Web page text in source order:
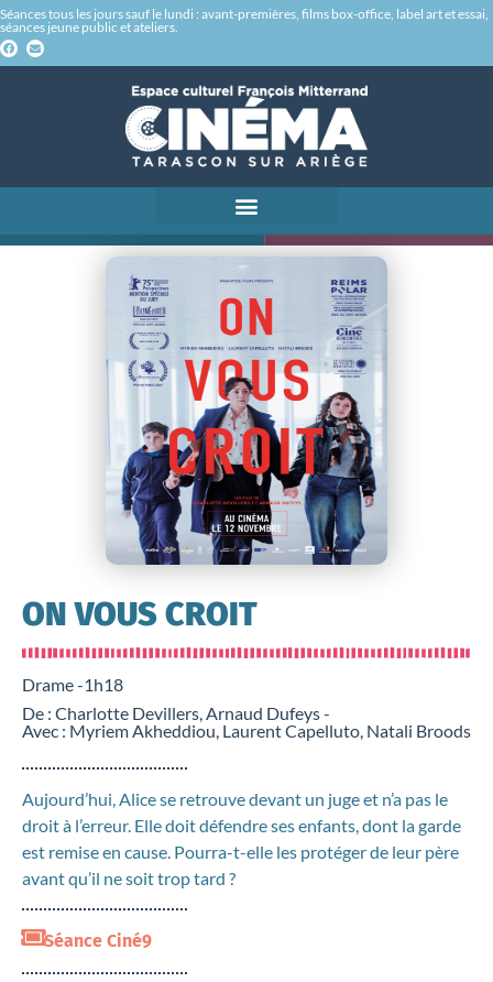
Séances tous les jours sauf le lundi : avant-premières, films box-office, label art et essai,
séances jeune public et ateliers.
ON VOUS CROIT
Drame -1h18
De : Charlotte Devillers, Arnaud Dufeys -
Avec : Myriem Akheddiou, Laurent Capelluto, Natali Broods
Aujourd’hui, Alice se retrouve devant un juge et n’a pas le
droit à l’erreur. Elle doit défendre ses enfants, dont la garde
est remise en cause. Pourra-t-elle les protéger de leur père
avant qu’il ne soit trop tard ?
Séance Ciné9